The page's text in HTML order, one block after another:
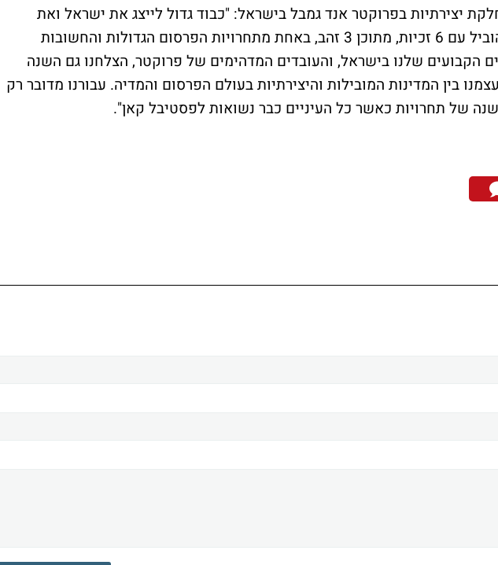
יצירתיות בפרוקטר אנד גמבל בישראל: "כבוד גדול לייצג את ישראל ואת
פרוקטר אנד גמבל ולהוביל עם 6 זכיות, מתוכן 3 זהב, באחת מתחרויות הפרסום הגדולות והחשובות
הקבועים שלנו בישראל, והעובדים המדהימים של פרוקטר, הצלחנו גם השנה
בין המדינות המובילות והיצירתיות בעולם הפרסום והמדיה. עבורנו מדובר רק
של תחרויות כאשר כל העיניים כבר נשואות לפסטיבל קאן".